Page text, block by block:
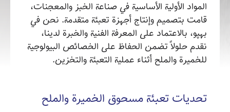
المواد الأولية الأساسية في صناعة الخبز والمعجنات،
قامت بتصميم وإنتاج أجهزة تعبئة متقدمة. نحن في
بهپو، بالاعتماد على المعرفة الفنية والخبرة لدينا،
نقدم حلولاً تضمن الحفاظ على الخصائص البيولوجية
للخميرة والملح أثناء عملية التعبئة والتخزين.
تحديات تعبئة مسحوق الخميرة والملح